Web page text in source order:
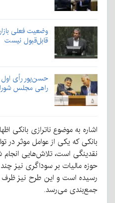
وضعیت فعلی
قابل‌قبول نیست
حسن‌پور رأی
راهی مجلس
اشاره به موضوع ناترازی بانکی
بانکی که یکی از عوامل موثر در
نقدینگی است، تلاش‌هایی
حوزه مالیات بر سوداگری نیز
رسیده است و این طرح نیز
جمع‌بندی می‌رسد.